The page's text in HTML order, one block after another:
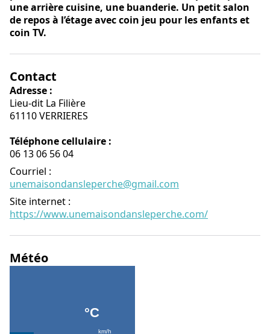
une arrière cuisine, une buanderie. Un petit salon
de repos à l’étage avec coin jeu pour les enfants et
coin TV.
Contact
Adresse :
Lieu-dit La Filière
61110 VERRIERES
Téléphone cellulaire :
06 13 06 56 04
Courriel :
unemaisondansleperche@gmail.com
Site internet :
https://www.unemaisondansleperche.com/
Météo